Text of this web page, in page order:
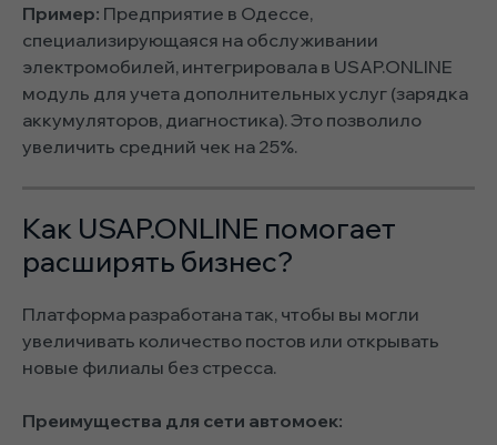
Пример: Предприятие в Одессе,
специализирующаяся на обслуживании
электромобилей, интегрировала в USAP.ONLINE
модуль для учета дополнительных услуг (зарядка
аккумуляторов, диагностика). Это позволило
увеличить средний чек на 25%.
Как USAP.ONLINE помогает
расширять бизнес?
Платформа разработана так, чтобы вы могли
увеличивать количество постов или открывать
новые филиалы без стресса.
Преимущества для сети автомоек: